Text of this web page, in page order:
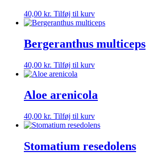
40,00 kr. Tilføj til kurv
Bergeranthus multiceps
40,00 kr. Tilføj til kurv
Aloe arenicola
40,00 kr. Tilføj til kurv
Stomatium resedolens